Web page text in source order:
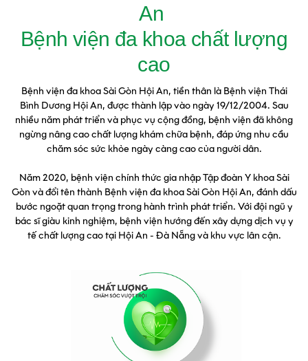
An
Bệnh viện đa khoa chất lượng
cao
Bệnh viện đa khoa Sài Gòn Hội An, tiền thân là Bệnh viện Thái
Bình Dương Hội An, được thành lập vào ngày 19/12/2004. Sau
nhiều năm phát triển và phục vụ cộng đồng, bệnh viện đã không
ngừng nâng cao chất lượng khám chữa bệnh, đáp ứng nhu cầu
chăm sóc sức khỏe ngày càng cao của người dân.
Năm 2020, bệnh viện chính thức gia nhập Tập đoàn Y khoa Sài
Gòn và đổi tên thành Bệnh viện đa khoa Sài Gòn Hội An, đánh dấu
bước ngoặt quan trọng trong hành trình phát triển. Với đội ngũ y
bác sĩ giàu kinh nghiệm, bệnh viện hướng đến xây dựng dịch vụ y
tế chất lượng cao tại Hội An - Đà Nẵng và khu vực lân cận.